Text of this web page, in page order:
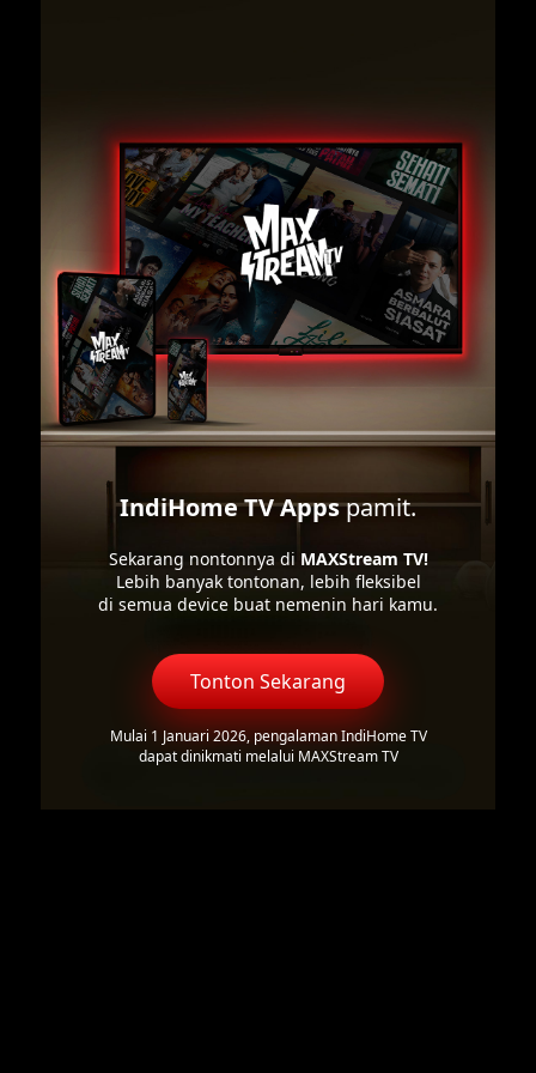
IndiHome TV Appspamit.
Sekarang nontonnya di MAXStream TV!
Lebih banyak tontonan, lebih fleksibel
di semua device buat nemenin hari kamu.
Tonton Sekarang
Mulai 1 Januari 2026, pengalaman IndiHome TV
dapat dinikmati melalui MAXStream TV